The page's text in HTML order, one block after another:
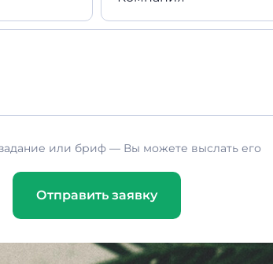
или бриф — Вы можете выслать его
Отправить заявку